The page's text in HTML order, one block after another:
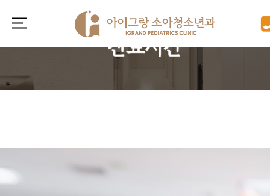
아이그랑소아청소년과
진료시간